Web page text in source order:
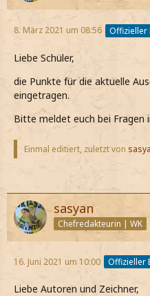
8. März 2021 um 08:56 Offizieller
Liebe Schüler,
die Punkte für die aktuelle
eingetragen.
Bitte meldet euch bei Fragen
Einmal editiert, zuletzt von
sasyan
Chefredakteurin | WK
16. Juni 2021 um 10:00 Offizieller
Liebe Autoren und Zeichner,